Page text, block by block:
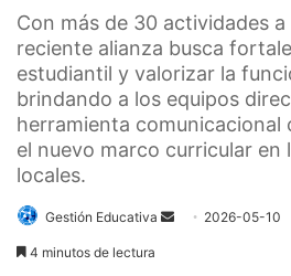
Con más de 30 actividades
reciente alianza busca
estudiantil y valorizar la
brindando a los equipos
herramienta comunicacional
el nuevo marco curricular en
locales.
Gestión Educativa
Send 2026-05-10
4 minutos de lectura